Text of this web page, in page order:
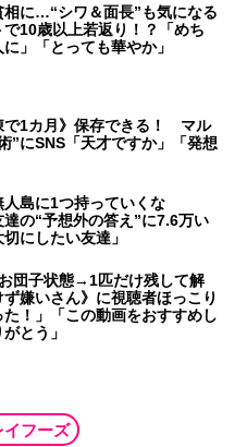
相に…“シワ＆面長”も気になる
10歳以上若返り！？「めち
」「とっても華やか」
で1カ月》保存できる！ マル
”にSNS「天才ですか」「発想
人島に1つ持っていくな
の“予想外の答え”に7.6万い
にしたい友達」
団子状態→1匹だけ残して解
嫌いさん》に視聴者ほっこり
た！」「この動画をおすすめし
とう」
イフーズ